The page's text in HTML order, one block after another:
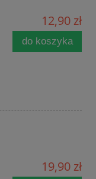
12,90 zł
do koszyka
19,90 zł